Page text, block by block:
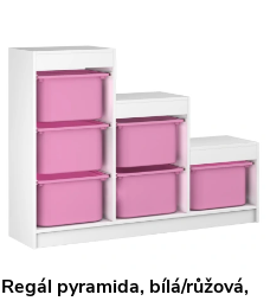
Regál pyramida, bílá/růžová,